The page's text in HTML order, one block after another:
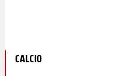
CALCIO